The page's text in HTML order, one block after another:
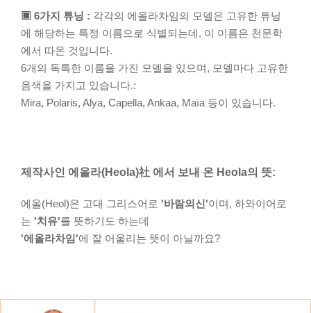
▣ 6가지 튜닝 : 각각의 에올라차임의 모델은 고유한 튜닝
에 해당하는 특정 이름으로 식별되는데, 이 이름은 천문학
에서 따온 것입니다.
6개의 독특한 이름을 가진 모델을 있으며, 모델마다 고유한
음색을 가지고 있습니다.:
Mira, Polaris, Alya, Capella, Ankaa, Maïa 등이 있습니다.
제작사인 에올라(Heola)社 에서 보내 온 Heola의 뜻:
에올(Heol)은 고대 그리스어로 '바람의신'이며, 하와이어로
는 '치유'를 뜻하기도 하는데
'에올라차임'에 잘 어울리는 뜻이 아닐까요?